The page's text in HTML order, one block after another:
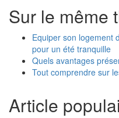
Sur le même
Equiper son logement
pour un été tranquille
Quels avantages
Tout comprendre sur
Article